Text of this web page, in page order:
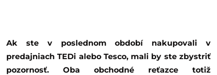
Ak ste v poslednom období nakupovali v
predajniach TEDi alebo Tesco, mali by ste zbystriť
pozornosť. Oba obchodné reťazce totiž